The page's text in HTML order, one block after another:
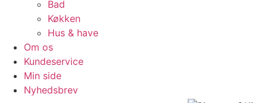
Bad
Køkken
Hus & have
Om os
Kundeservice
Min side
Nyhedsbrev